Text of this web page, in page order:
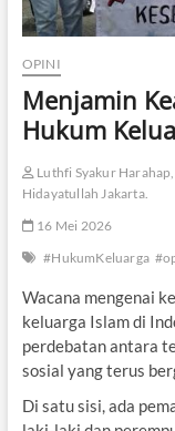
OPINI
Menjamin
Hukum
Luthfi Syakur
Hidayatullah Jakarta.
16 Mei 2026
#HukumKeluarga
Wacana mengenai
keluarga Islam di
perdebatan antara
sosial yang terus
Di satu sisi, ada